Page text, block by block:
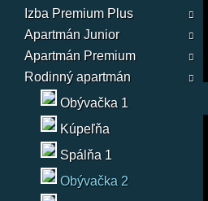
Izba Premium Plus
Apartmán Junior
Apartmán Premium
Rodinný apartmán
Obývačka 1
Kúpeľňa
Spálňa 1
Obývačka 2